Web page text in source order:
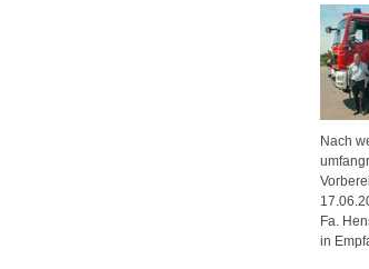
Nach
Fa.
in